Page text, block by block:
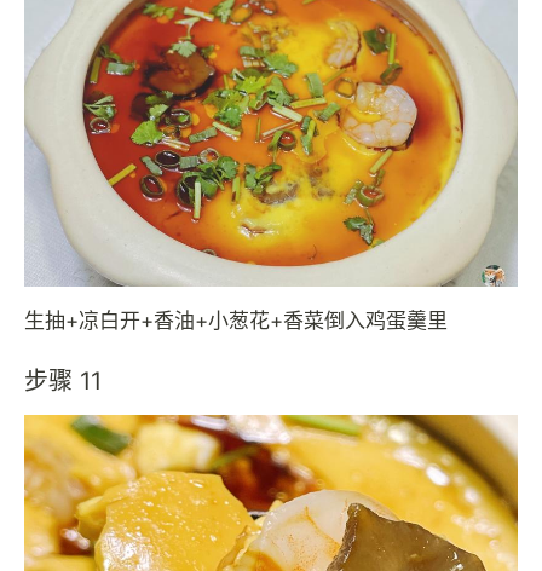
生抽+凉白开+香油+小葱花+香菜倒入鸡蛋羹里
步骤 11